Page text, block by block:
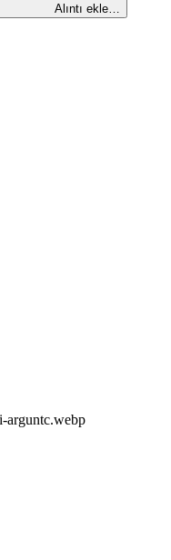
Alıntı ekle…
arguntc.webp